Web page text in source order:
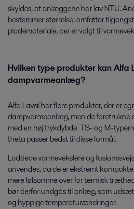
skyldes, at anlæggene har lav NTU.
bestemmer størrelse, omfatter
plademateriale, der er valgt til
Hvilken type produkter kan Alfa
dampvarmeanlæg?
Alfa Laval har flere produkter, der er
dampvarmeanlæg, men de foretrukne
med en høj trykdybde. TS- og M-
theta passer bedst til disse formål.
Loddede varmevekslere og
anvendes, da de er ekstremt
mere følsomme over for termisk
bør derfor undgås til anlæg, som
og hyppige temperaturændringer.